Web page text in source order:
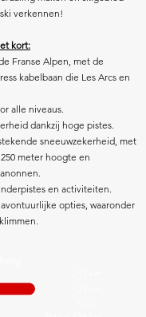
verkennen!
kort:
Franse Alpen, met de
kabelbaan die Les Arcs en
alle niveaus.
dankzij hoge pistes.
sneeuwzekerheid, met
meter hoogte en
en activiteiten.
opties, waaronder